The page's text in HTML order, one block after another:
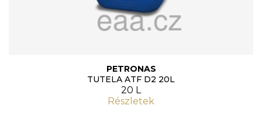
PETRONAS
TUTELA ATF D2 20L
20 L
Részletek